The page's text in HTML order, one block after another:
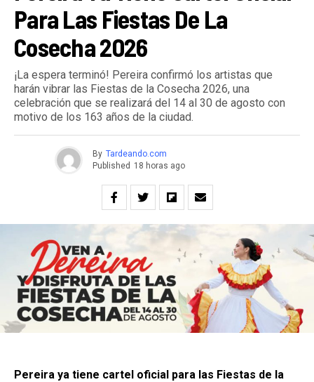
Para Las Fiestas De La
Cosecha 2026
¡La espera terminó! Pereira confirmó los artistas que
harán vibrar las Fiestas de la Cosecha 2026, una
celebración que se realizará del 14 al 30 de agosto con
motivo de los 163 años de la ciudad.
By Tardeando.com
Published 18 horas ago
Pereira ya tiene cartel oficial para las Fiestas de la